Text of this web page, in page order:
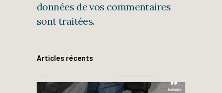
données de vos commentaires
sont traitées.
Articles récents